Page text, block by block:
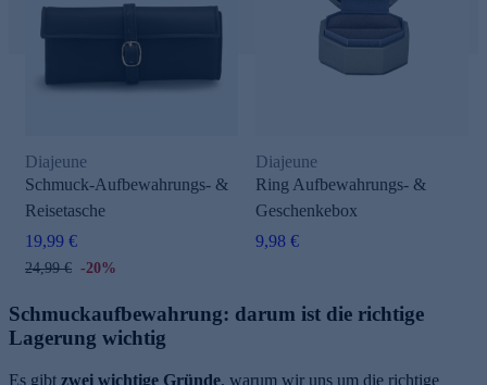
Diajeune
Schmuck-Aufbewahrungs- &
Reisetasche
19,99 €
24,99 € -20%
Diajeune
Ring Aufbewahrungs- &
Geschenkebox
9,98 €
Schmuckaufbewahrung: darum ist die richtige
Lagerung wichtig
Es gibt zwei wichtige Gründe, warum wir uns um die richtige